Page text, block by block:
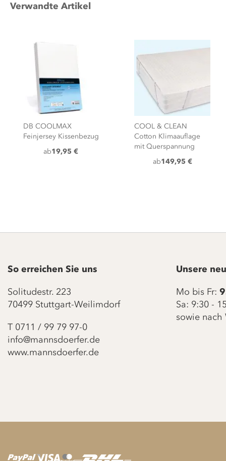
Verwandte Artikel
DB COOLMAX
Feinjersey Kissenbezug
ab19,95 €
COOL & CLEAN
Cotton Klimaauflage
mit Querspannung
ab149,95 €
So erreichen Sie uns
Solitudestr. 223
70499 Stuttgart-Weilimdorf
T 0711 / 99 79 97-0
info@mannsdoerfer.de
www.mannsdoerfer.de
Unsere
Mo bis Fr:
Sa: 9:30 -
sowie nach